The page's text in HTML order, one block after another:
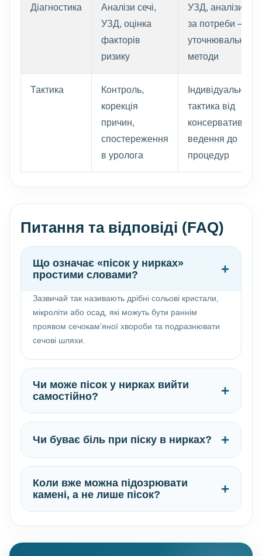
Діагностика
Аналізи сечі,
УЗД, оцінка
факторів
ризику
УЗД, аналізи, а
за потреби —
уточнювальні
методи
Тактика
Контроль,
корекція
причин,
спостереження
в уролога
Індивідуальна
тактика від
консервативного
ведення до
процедур
Питання та відповіді (FAQ)
Що означає «пісок у нирках»
простими словами?
+
Зазвичай так називають дрібні сольові кристали,
мікроліти або осад, які можуть бути раннім
проявом сечокам’яної хвороби та подразнювати
сечові шляхи.
Чи може пісок у нирках вийти
самостійно?
+
Чи буває біль при піску в нирках? +
Коли вже можна підозрювати
камені, а не лише пісок?
+